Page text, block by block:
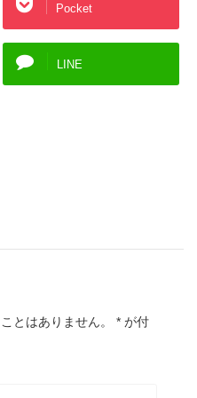
Pocket
LINE
とはありません。 * が付